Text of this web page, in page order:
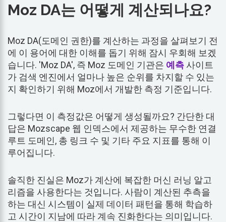
Moz DA는 어떻게 계산되나요?
Moz DA(도메인 권한)를 계산하는 과정을 살펴보기 전
에 이 용어에 대한 이해를 돕기 위해 잠시 우회해 보겠
습니다. 'Moz DA', 즉 Moz 도메인 기관은 예측 사이트
가 검색 엔진에서 얼마나 높은 순위를 차지할 수 있는
지 확인하기 위해 Moz에서 개발한 측정 기준입니다.
그렇다면 이 측정값은 어떻게 생성될까요? 간단한 대
답은 Mozscape 웹 인덱스에서 제공하는 무수한 연결
루트 도메인, 총 링크 수 및 기타 주요 지표를 통해 이
루어집니다.
솔직한 진실은 Moz가 계산에 복잡한 머신 러닝 알고
리즘을 사용한다는 것입니다. 사람이 계산된 추측을
하는 대신 시스템이 실제 데이터 패턴을 통해 학습하
고 시간이 지남에 따라 계속 진화한다는 의미입니다.